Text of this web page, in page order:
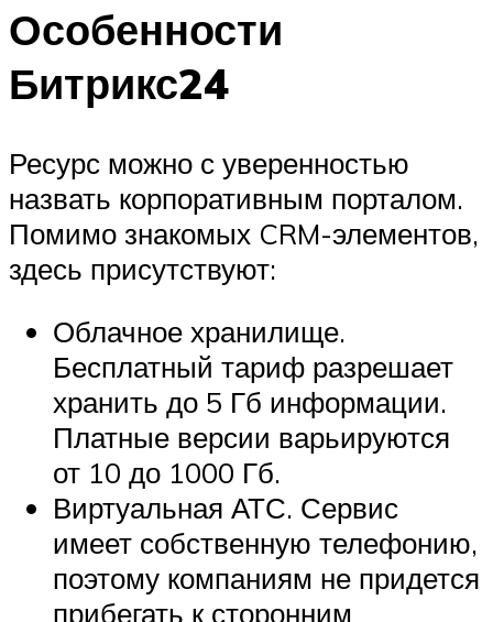
Особенности
Битрикс24
Ресурс можно с уверенностью
назвать корпоративным порталом.
Помимо знакомых CRM-элементов,
здесь присутствуют:
Облачное хранилище.
Бесплатный тариф разрешает
хранить до 5 Гб информации.
Платные версии варьируются
от 10 до 1000 Гб.
Виртуальная АТС. Сервис
имеет собственную телефонию,
поэтому компаниям не придется
прибегать к сторонним